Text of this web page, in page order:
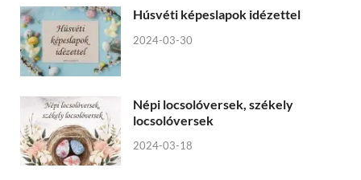
Húsvéti képeslapok idézettel
2024-03-30
Népi locsolóversek, székely
locsolóversek
2024-03-18